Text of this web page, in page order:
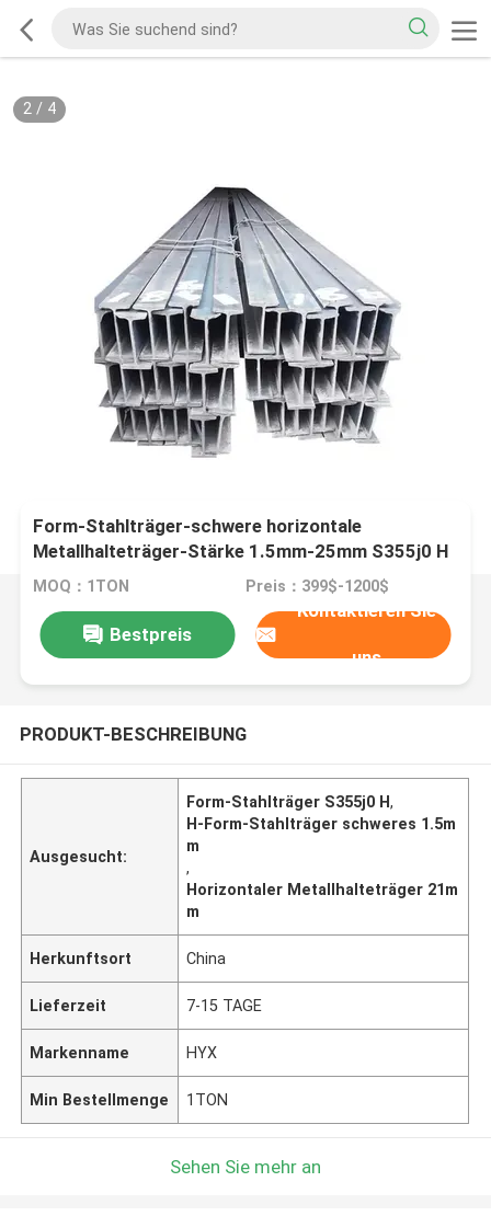
2/ 4
Form-Stahlträger-schwere horizontale
Metallhalteträger-Stärke 1.5mm-25mm S355j0 H
MOQ：1TON Preis：399$-1200$
Bestpreis
Kontaktieren Sie
uns
PRODUKT-BESCHREIBUNG
Ausgesucht:
Form-Stahlträger S355j0 H,
H-Form-Stahlträger schweres 1.5m
m
,
Horizontaler Metallhalteträger 21m
m
Herkunftsort China
Lieferzeit 7-15 TAGE
Markenname HYX
Min Bestellmenge 1TON
Sehen Sie mehr an